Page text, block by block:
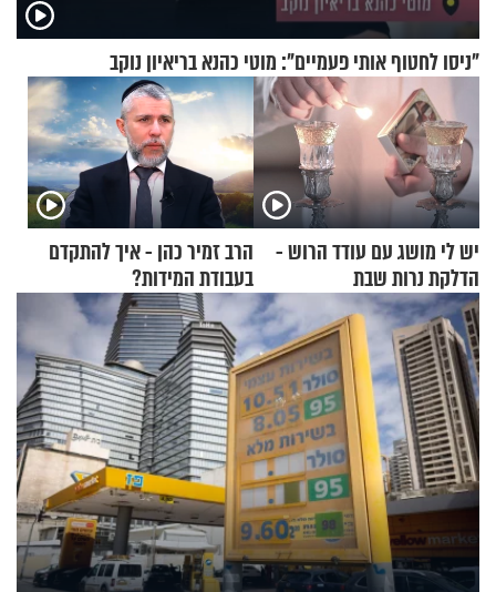
"ניסו לחטוף אותי פעמיים": מוטי כהנא בריאיון נוקב
יש לי מושג עם עודד הרוש -
הדלקת נרות שבת
הרב זמיר כהן - איך להתקדם
בעבודת המידות?